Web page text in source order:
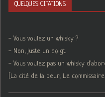
QUELQUES CITATIONS
- Vous voulez un whisky ?
- Non, juste un doigt.
- Vous voulez pas un whisky
[La cité de la peur, Le